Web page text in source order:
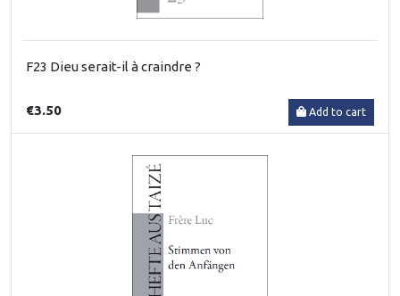
F23 Dieu serait-il à craindre ?
€3.50 Add to cart